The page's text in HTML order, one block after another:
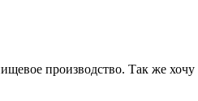
производство. Так же